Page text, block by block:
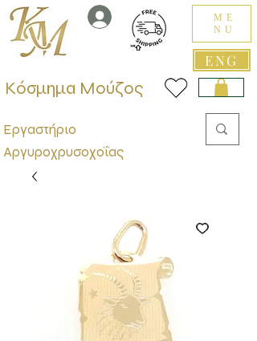
ENG
ME
NU
Εργαστήριο
Αργυροχρυσοχοΐας
Κόσμημα Μούζος